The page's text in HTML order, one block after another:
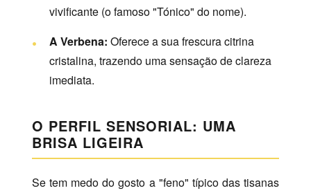
vivificante (o famoso "Tónico" do nome).
A Verbena: Oferece a sua frescura citrina
cristalina, trazendo uma sensação de clareza
imediata.
O PERFIL SENSORIAL: UMA
BRISA LIGEIRA
Se tem medo do gosto a "feno" típico das tisanas